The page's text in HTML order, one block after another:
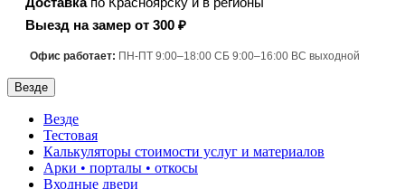
Выезд на замер от 300 ₽
Офис работает: ПН-ПТ 9:00–18:00 СБ 9:00–16:00 ВС выходной
Везде
Везде
Тестовая
Калькуляторы стоимости услуг и материалов
Арки • порталы • откосы
Входные двери